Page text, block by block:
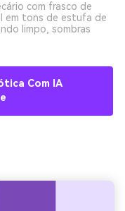
com frasco de
tons de estufa de
limpo, sombras
Com IA